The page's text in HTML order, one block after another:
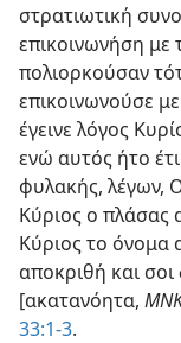
στρατιωτική
επικοινωνήση
πολιορκούσαν
επικοινωνούσε
έγεινε λόγος
ενώ αυτός ήτο
φυλακής, λέγων,
Κύριος ο πλάσας
Κύριος το όνομα
αποκριθή και
[ακατανόητα,
33:1-3.